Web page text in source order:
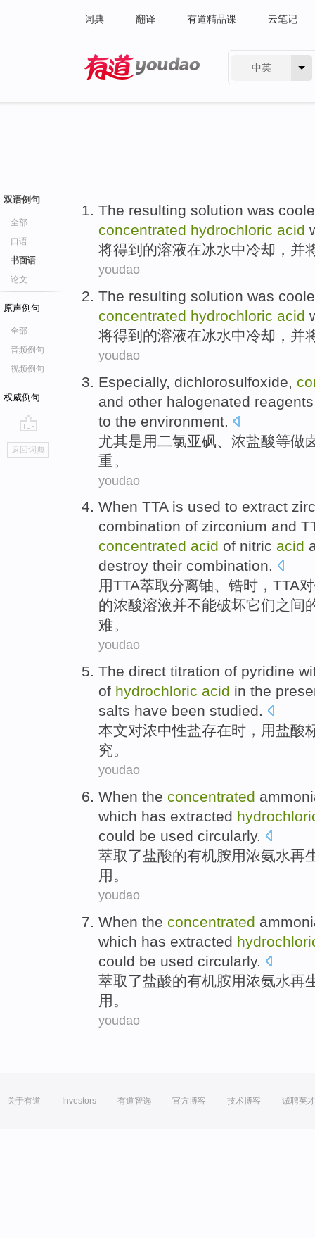
词典 翻译 有道精品课 云笔记
中英
双语例句
全部
口语
书面语
论文
原声例句
全部
音频例句
视频例句
权威例句
go
top
返回词典
The resulting solution was
concentrated hydrochloric acid
将得到的溶液在冰水中冷却 ， 并
youdao
The resulting solution was
concentrated hydrochloric acid
将得到的溶液在冰水中冷却 ， 并
youdao
Especially, dichlorosulfoxide
and other halogenated reagents
to the environment
尤其是用二氯亚砜 浓盐酸等做
重 。
youdao
When TTAis used to extract
combination of zirconium and
concentrated acid of nitric acid
destroy their combination.
用TTA萃取分离铀、 锆时 ，TTA
的浓酸溶液并不能破坏它们之间
难。
youdao
The direct titration of pyridine
of hydrochloric acid in the
salts have been studied.
本文对浓中性盐存在时， 用盐酸
究。
youdao
When the concentrated
which has extracted
could be used circularly.
萃取了盐酸的有机胺用浓氨水再
用 。
youdao
When the concentrated
which has extracted
could be used circularly.
萃取了盐酸的有机胺用浓氨水再
用 。
youdao
关于有道 Investors 有道智选 官方博客 技术博客 诚聘英才